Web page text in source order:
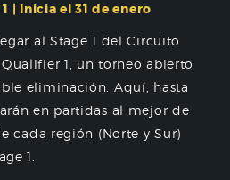
| Inicia el 31 de enero
al Stage 1 del Circuito
1, un torneo abierto
eliminación. Aquí, hasta
en partidas al mejor de
cada región (Norte y Sur)
1.